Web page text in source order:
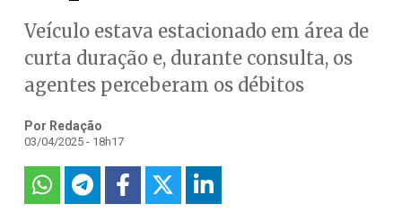
Veículo estava estacionado em área de
curta duração e, durante consulta, os
agentes perceberam os débitos
Por Redação
03/04/2025 - 18h17